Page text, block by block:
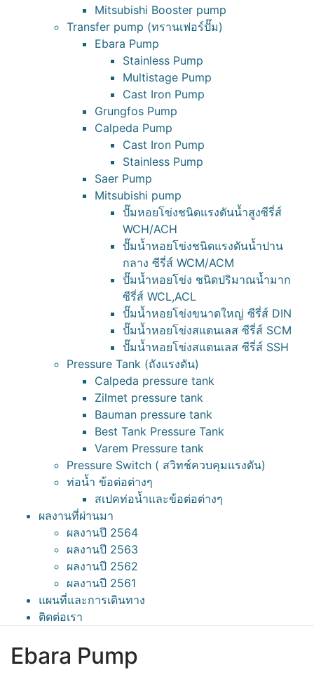
Mitsubishi Booster pump
Transfer pump (ทรานเฟอร์ปั๊ม)
Ebara Pump
Stainless Pump
Multistage Pump
Cast Iron Pump
Grungfos Pump
Calpeda Pump
Cast Iron Pump
Stainless Pump
Saer Pump
Mitsubishi pump
ปั๊มหอยโข่งชนิดแรงดันน้ำสูงซีรี่ส์
WCH/ACH
ปั๊มน้ำหอยโข่งชนิดแรงดันน้ำปาน
กลาง ซีรี่ส์ WCM/ACM
ปั๊มน้ำหอยโข่ง ชนิดปริมาณน้ำมาก
ซีรี่ส์ WCL,ACL
ปั๊มน้ำหอยโข่งขนาดใหญ่ ซีรี่ส์ DIN
ปั๊มน้ำหอยโข่งสแตนเลส ซีรี่ส์ SCM
ปั๊มน้ำหอยโข่งสแตนเลส ซีรี่ส์ SSH
Pressure Tank (ถังแรงดัน)
Calpeda pressure tank
Zilmet pressure tank
Bauman pressure tank
Best Tank Pressure Tank
Varem Pressure tank
Pressure Switch ( สวิทช์ควบคุมแรงดัน)
ท่อน้ำ ข้อต่อต่างๆ
สเปคท่อน้ำและข้อต่อต่างๆ
ผลงานที่ผ่านมา
ผลงานปี 2564
ผลงานปี 2563
ผลงานปี 2562
ผลงานปี 2561
แผนที่และการเดินทาง
ติดต่อเรา
Ebara Pump